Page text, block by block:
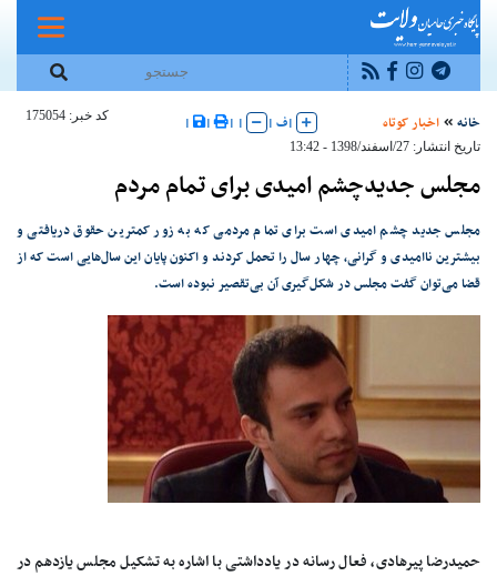
خانه اخبار کوتاه |ف |
|
|
|
|
کد خبر: 175054
تاریخ انتشار: 27/اسفند/1398 - 13:42
مجلس جدیدچشم امیدی برای تمام مردم
مجلس جدید چشم امیدی است برای تمام مردمی که به زور کمترین حقوق دریافتی و
بیشترین ناامیدی و گرانی، چهار سال را تحمل کردند و اکنون پایان این سال‌هایی است که از
قضا می‌توان گفت مجلس در شکل‌گیری آن بی‌تقصیر نبوده‌ است.
حمیدرضا پیرهادی، فعال رسانه در یادداشتی با اشاره به تشکیل مجلس یازدهم در